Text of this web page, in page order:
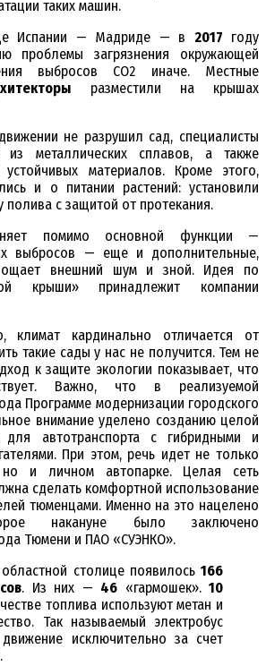
таких машин.
Испании — Мадриде — в 2017 году
проблемы загрязнения окружающей
выбросов CO2 иначе. Местные
разместили на крышах
не разрушил сад, специалисты
из металлических сплавов, а также
материалов. Кроме этого,
и о питании растений: установили
полива с защитой от протекания.
помимо основной функции —
выбросов — еще и дополнительные,
внешний шум и зной. Идея по
крыши» принадлежит компании
климат кардинально отличается от
такие сады у нас не получится. Тем не
к защите экологии показывает, что
Важно, что в реализуемой
Программе модернизации городского
внимание уделено созданию целой
для автотранспорта с гибридными и
При этом, речь идет не только
и личном автопарке. Целая сеть
сделать комфортной использование
тюменцами. Именно на это нацелено
накануне было заключено
Тюмени и ПАО «СУЭНКО».
столице появилось 166
. Из них — 46 «гармошек».10
топлива используют метан и
Так называемый электробус
исключительно за счет